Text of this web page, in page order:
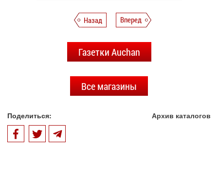
Назад Вперед
Газетки Auchan
Все магазины
Поделиться: Архив каталогов